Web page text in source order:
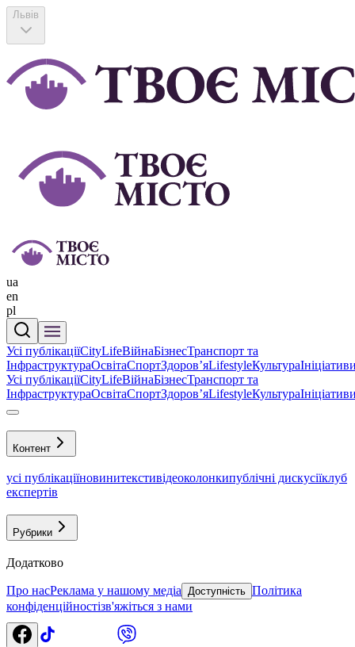
Львів
ua
en
pl
Усі публікаціїCityLifeВійнаБізнесТранспорт та
ІнфраструктураОсвітаСпортЗдоровʼяLifestyleКультура
Усі публікаціїCityLifeВійнаБізнесТранспорт та
ІнфраструктураОсвітаСпортЗдоровʼяLifestyleКультура
Контент
усі публікаціїновинитекстивідеоколонкипублічні дискусіїклуб
експертів
Рубрики
Додатково
Про насРеклама у нашому медіа Доступність Політика
конфіденційностізв'яжіться з нами